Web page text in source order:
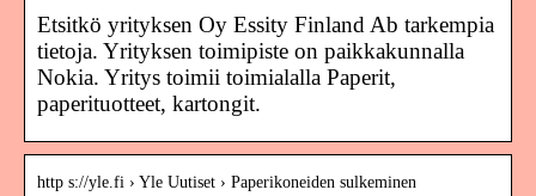
Etsitkö yrityksen Oy Essity Finland Ab tarkempia
tietoja. Yrityksen toimipiste on paikkakunnalla
Nokia. Yritys toimii toimialalla Paperit,
paperituotteet, kartongit.
http s://yle.fi › Yle Uutiset › Paperikoneiden sulkeminen